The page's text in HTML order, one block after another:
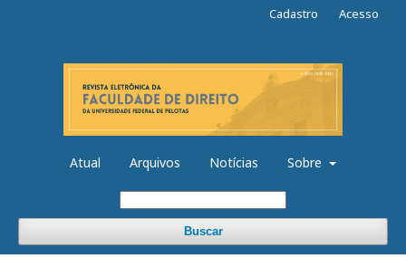
Atual Arquivos Notícias Sobre
Buscar
Cadastro Acesso